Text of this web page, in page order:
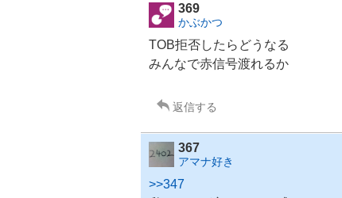
369
かぶかつ
TOB拒否したらどうなる
みんなで赤信号渡れるか
返信する
367
アマナ好き
>>347